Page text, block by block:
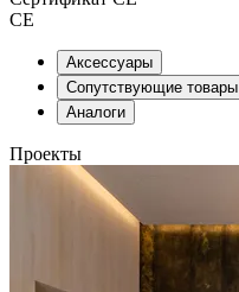
CE
Аксессуары
Сопутствующие товары
Аналоги
Проекты